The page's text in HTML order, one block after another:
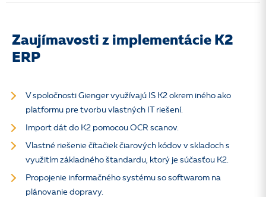
Zaujímavosti z implementácie K2
ERP
V spoločnosti Gienger využívajú IS K2 okrem iného ako
platformu pre tvorbu vlastných IT riešení.
Import dát do K2 pomocou OCR scanov.
Vlastné riešenie čítačiek čiarových kódov v skladoch s
využitím základného štandardu, ktorý je súčasťou K2.
Propojenie informačného systému so softwarom na
plánovanie dopravy.